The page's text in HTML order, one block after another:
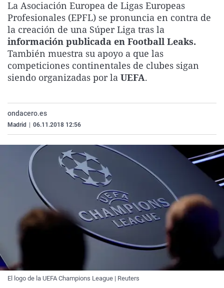
La rosa de los vientos
Gente viajera
Como el perro y el
Caso
Retornados
Equipo de
Operación Viuda
Extremadura
Galicia
La Rioja
Navarra
País Vasco
Virales
Televisión
Elecciones
La Asociación Europea de Ligas Europeas
Profesionales (EPFL) se pronuncia en contra de
la creación de una Súper Liga tras la
información publicada en Football Leaks.
También muestra su apoyo a que las
competiciones continentales de clubes sigan
siendo organizadas por la UEFA.
ondacero.es
Madrid 06.11.2018 12:56
El logo de la UEFA Champions League | Reuters